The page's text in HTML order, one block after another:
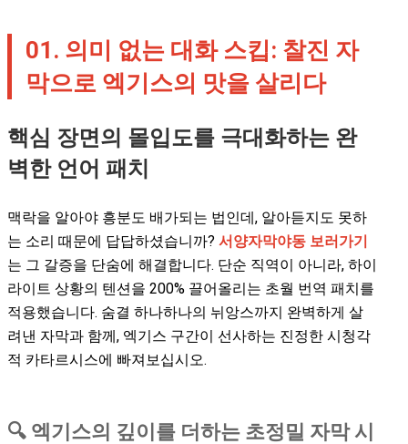
01. 의미 없는 대화 스킵: 찰진 자
막으로 엑기스의 맛을 살리다
핵심 장면의 몰입도를 극대화하는 완
벽한 언어 패치
맥락을 알아야 흥분도 배가되는 법인데, 알아듣지도 못하
는 소리 때문에 답답하셨습니까? 서양자막야동 보러가기
는 그 갈증을 단숨에 해결합니다. 단순 직역이 아니라, 하이
라이트 상황의 텐션을 200% 끌어올리는 초월 번역 패치를
적용했습니다. 숨결 하나하나의 뉘앙스까지 완벽하게 살
려낸 자막과 함께, 엑기스 구간이 선사하는 진정한 시청각
적 카타르시스에 빠져보십시오.
🔍 엑기스의 깊이를 더하는 초정밀 자막 시